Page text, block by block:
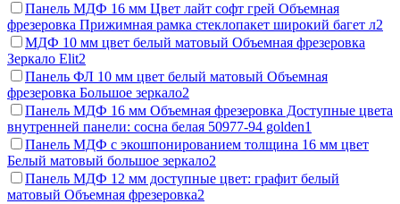
Панель МДФ 16 мм Цвет лайт софт грей Объемная
фрезеровка Прижимная рамка стеклопакет широкий багет л2
МДФ 10 мм цвет белый матовый Объемная фрезеровка
Зеркало Elit2
Панель ФЛ 10 мм цвет белый матовый Объемная
фрезеровка Большое зеркало2
Панель МДФ 16 мм Объемная фрезеровка Доступные цвета
внутренней панели: сосна белая 50977-94 golden1
Панель МДФ с экошпонированием толщина 16 мм цвет
Белый матовый большое зеркало2
Панель МДФ 12 мм доступные цвет: графит белый
матовый Объемная фрезеровка2